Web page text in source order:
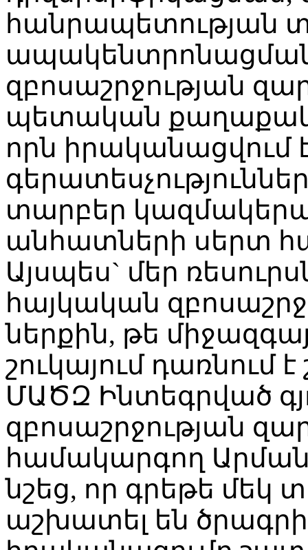
հանրապետության
զբոսաշրջության
պետական
որն
տարբեր
անհատների սերտ
Այսպես` մեր
հայկական
ներքին, թե
շուկայում դառնում
ՄԱԾԶ Ինտեգրված
զբոսաշրջության
համակարգող Արման
նշեց, որ գրեթե
աշխատել են